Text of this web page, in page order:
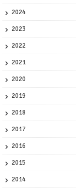
2024
2023
2022
2021
2020
2019
2018
2017
2016
2015
2014